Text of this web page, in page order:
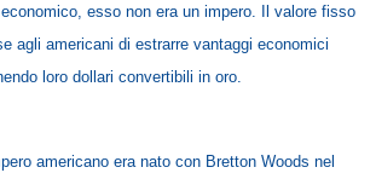
esso non era un impero. Il valore fisso
agli americani di estrarre vantaggi economici
loro dollari convertibili in oro.
americano era nato con Bretton Woods nel